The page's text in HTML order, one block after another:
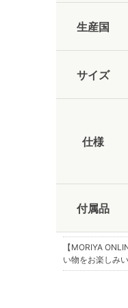
生産国
サイズ
仕様
付属品
【MORIYA
い物をお楽しみ